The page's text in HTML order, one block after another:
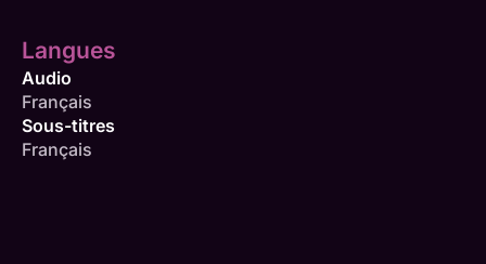
Langues
Audio
Français
Sous-titres
Français